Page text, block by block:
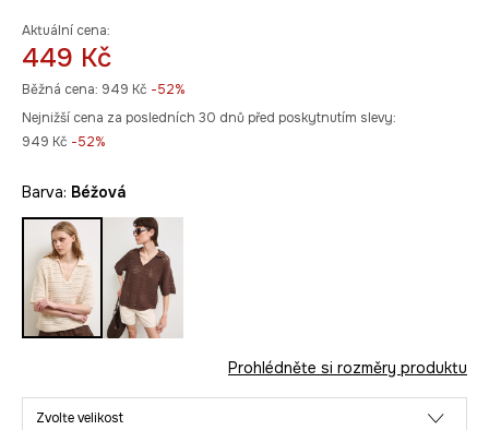
Aktuální cena:
449 Kč
Běžná cena: 949 Kč -52%
Nejnižší cena za posledních 30 dnů před poskytnutím slevy:
949 Kč -52%
Barva: béžová
Prohlédněte si rozměry produktu
Zvolte velikost